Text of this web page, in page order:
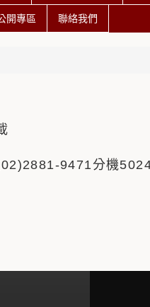
開專區 聯絡我們
9471分機